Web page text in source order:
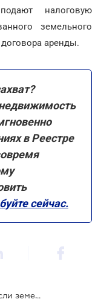
налоговую
земельного
аренды.
в Реестре
сейчас.
Как насчитывается арендная плата, если земельный участок находится в совместном пользовании нескольких лиц